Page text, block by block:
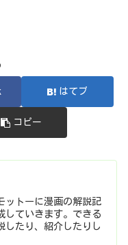
はてブ
コピー
ットーに漫画の解説記
していきます。できる
したり、紹介したりし